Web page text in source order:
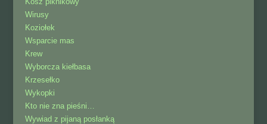
Wirusy
Koziołek
Wsparcie mas
Krew
Wyborcza kiełbasa
Krzesełko
Wykopki
Kto nie zna pieśni…
Wywiad z pijaną posłanką